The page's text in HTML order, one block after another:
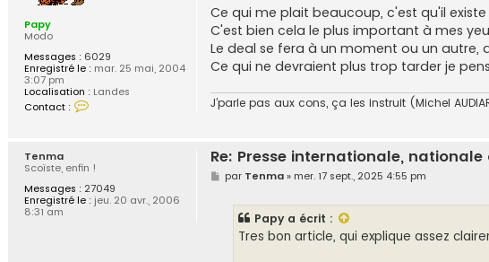
Papy
Modo
Messages : 6029
Enregistré le : mar. 25 mai, 2004
3:07 pm
Localisation : Landes
Contact :
t
e
r
P
g
e
Ce qui me plait beaucoup, c'est qu'il
C'est bien cela le plus important à mes
Le deal se fera à un moment ou un autre,
Ce qui ne devraient plus trop tarder je
J’parle pas aux cons, ça les instruit (Michel
Tenma
Scoïste, enfin !
Messages : 27049
Enregistré le : jeu. 20 avr., 2006
8:31 am
Re: Presse internationale,
M
e
par Tenma» mer. 17 sept., 2025 4:55 pm
Papya écrit :
Tres bon article, qui explique assez